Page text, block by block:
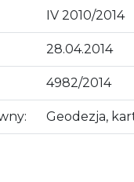
IV 2010/2014
28.04.2014
4982/2014
Geodezja,